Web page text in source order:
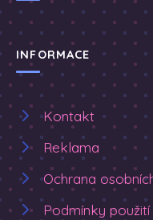
INFORMACE
Kontakt
Reklama
Ochrana
Podmínky použití